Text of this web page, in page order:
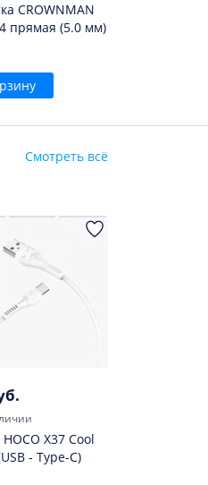
CROWNMAN
прямая (5.0 мм)
Смотреть всё
X37 Cool
- Type-C)